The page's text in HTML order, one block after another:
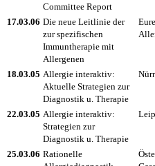
Committee Report
17.03.06 Die neue Leitlinie der
zur spezifischen
Immuntherapie mit
Allergenen
18.03.05 Allergie interaktiv:
Aktuelle Strategien zur
Diagnostik u. Therapie
22.03.05 Allergie interaktiv:
Strategien zur
Diagnostik u. Therapie
25.03.06 Rationelle